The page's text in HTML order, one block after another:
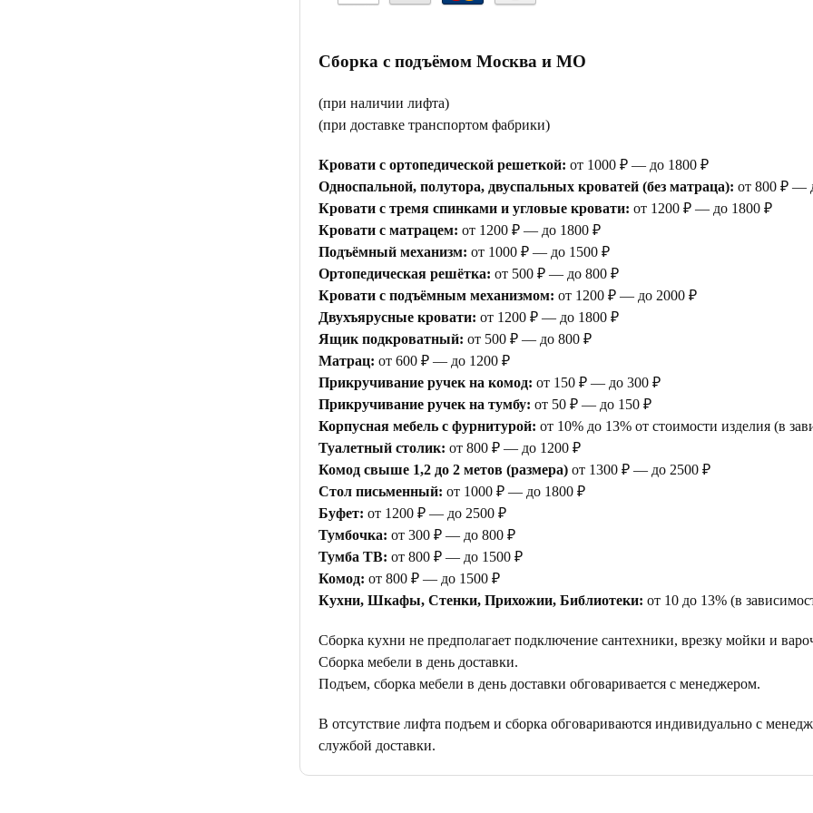
Сборка с подъёмом Москва и МО
(при наличии лифта)
(при доставке транспортом фабрики)
Кровати с ортопедической решеткой: от 1000 ₽ — до 1800 ₽
Односпальной, полутора, двуспальных кроватей (без матраца): от 800 ₽ —
Кровати с тремя спинками и угловые кровати: от 1200 ₽ — до 1800 ₽
Кровати с матрацем: от 1200 ₽ — до 1800 ₽
Подъёмный механизм: от 1000 ₽ — до 1500 ₽
Ортопедическая решётка: от 500 ₽ — до 800 ₽
Кровати с подъёмным механизмом: от 1200 ₽ — до 2000 ₽
Двухъярусные кровати: от 1200 ₽ — до 1800 ₽
Ящик подкроватный: от 500 ₽ — до 800 ₽
Матрац: от 600 ₽ — до 1200 ₽
Прикручивание ручек на комод: от 150 ₽ — до 300 ₽
Прикручивание ручек на тумбу: от 50 ₽ — до 150 ₽
Корпусная мебель с фурнитурой: от 10% до 13% от стоимости изделия (в
Туалетный столик: от 800 ₽ — до 1200 ₽
Комод свыше 1,2 до 2 метов (размера) от 1300 ₽ — до 2500 ₽
Стол письменный: от 1000 ₽ — до 1800 ₽
Буфет: от 1200 ₽ — до 2500 ₽
Тумбочка: от 300 ₽ — до 800 ₽
Тумба ТВ: от 800 ₽ — до 1500 ₽
Комод: от 800 ₽ — до 1500 ₽
Кухни, Шкафы, Стенки, Прихожии, Библиотеки: от 10 до 13% (в
Сборка кухни не предполагает подключение сантехники, врезку мойки и
Сборка мебели в день доставки.
Подъем, сборка мебели в день доставки обговаривается с менеджером.
В отсутствие лифта подъем и сборка обговариваются индивидуально с
службой доставки.